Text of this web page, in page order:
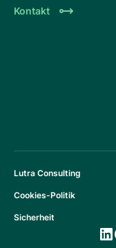
Kontakt
Lutra Consulting
Cookies-Politik
Sicherheit